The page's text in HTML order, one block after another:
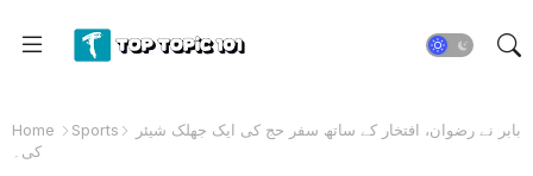
Home Sports
کی۔